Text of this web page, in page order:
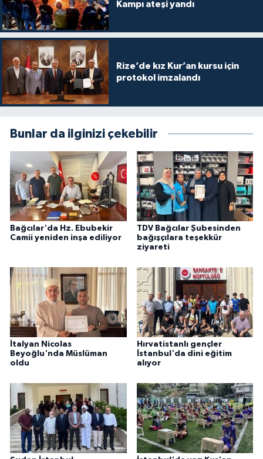
Kampı ateşi yandı
Rize’de kız Kur’an kursu için
protokol imzalandı
Bunlar da ilginizi çekebilir
Bağcılar'da Hz. Ebubekir
Camii yeniden inşa ediliyor
TDV Bağcılar Şubesinden
bağışçılara teşekkür
ziyareti
İtalyan Nicolas
Beyoğlu'nda Müslüman
oldu
Hırvatistanlı gençler
İstanbul'da dini eğitim
alıyor
Hatay Müftülüğü
Iğdır Müftülüğü
Isparta Müftülüğü
İstanbul Müftülüğü
Kahramanmaraş Müftülüğü
Karabük Müftülüğü
Karaman Müftülüğü
Kars Müftülüğü
Kastamonu Müftülüğü
Kayseri Müftülüğü
Kilis Müftülüğü
Kırklareli Müftülüğü
Kırşehir Müftülüğü
Kocaeli Müftülüğü